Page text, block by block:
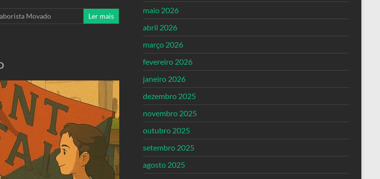
Movado Ler mais
maio 2026
abril 2026
março 2026
fevereiro 2026
janeiro 2026
dezembro 2025
novembro 2025
outubro 2025
setembro 2025
agosto 2025